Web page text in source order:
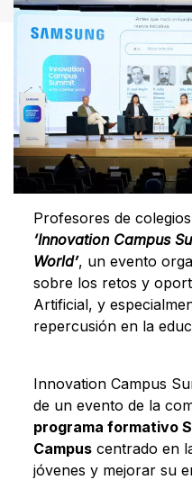
Profesores de
‘Innovation Campus
World’, un evento
sobre los retos y
Artificial, y
repercusión en la
Innovation Campus
de un evento de la
programa formativo
Campuscentrado en
jóvenes y mejorar su